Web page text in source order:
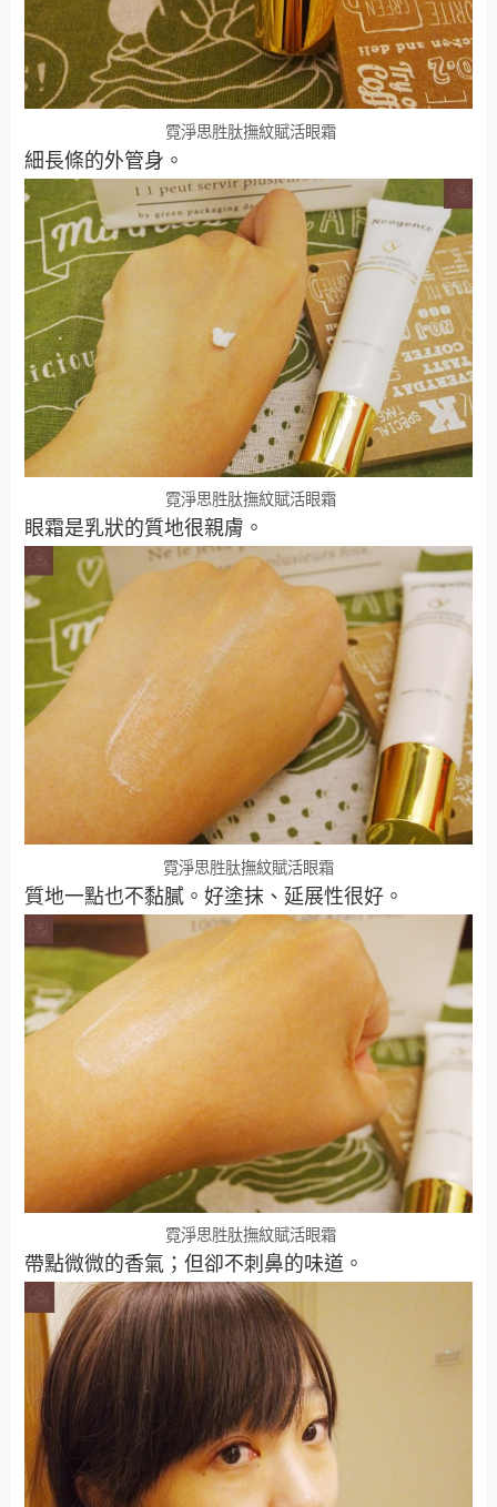
霓淨思胜肽撫紋賦活眼霜
細長條的外管身。
霓淨思胜肽撫紋賦活眼霜
眼霜是乳狀的質地很親膚。
霓淨思胜肽撫紋賦活眼霜
質地一點也不黏膩。好塗抹、延展性很好。
霓淨思胜肽撫紋賦活眼霜
帶點微微的香氣；但卻不刺鼻的味道。